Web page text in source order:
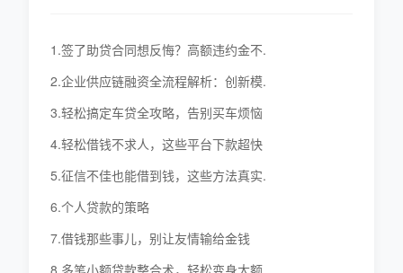
1.签了助贷合同想反悔？高额违约金不.
2.企业供应链融资全流程解析：创新模.
3.轻松搞定车贷全攻略，告别买车烦恼
4.轻松借钱不求人，这些平台下款超快
5.征信不佳也能借到钱，这些方法真实.
6.个人贷款的策略
7.借钱那些事儿，别让友情输给金钱
8.多笔小额贷款整合术，轻松变身大额.